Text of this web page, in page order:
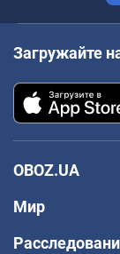
Загружайте
OBOZ.UA
Мир